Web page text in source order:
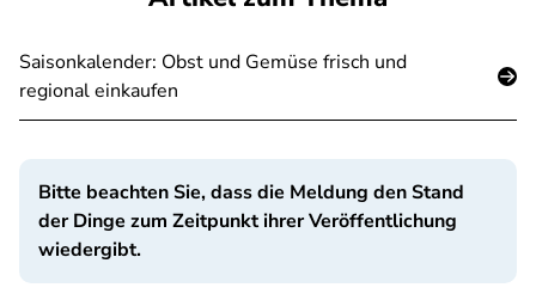
Saisonkalender: Obst und Gemüse frisch und
regional einkaufen
Bitte beachten Sie, dass die Meldung den Stand
der Dinge zum Zeitpunkt ihrer Veröffentlichung
wiedergibt.